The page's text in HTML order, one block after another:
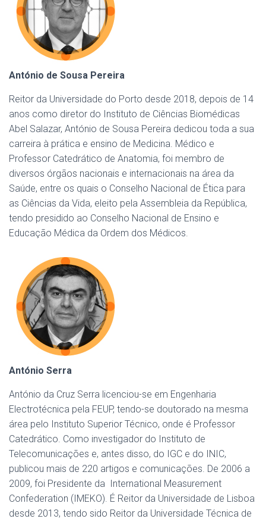
António de Sousa Pereira
Reitor da Universidade do Porto desde 2018, depois de 14
anos como diretor do Instituto de Ciências Biomédicas
Abel Salazar, António de Sousa Pereira dedicou toda a sua
carreira à prática e ensino de Medicina. Médico e
Professor Catedrático de Anatomia, foi membro de
diversos órgãos nacionais e internacionais na área da
Saúde, entre os quais o Conselho Nacional de Ética para
as Ciências da Vida, eleito pela Assembleia da República,
tendo presidido ao Conselho Nacional de Ensino e
Educação Médica da Ordem dos Médicos.
António Serra
António da Cruz Serra licenciou-se em Engenharia
Electrotécnica pela FEUP, tendo-se doutorado na mesma
área pelo Instituto Superior Técnico, onde é Professor
Catedrático. Como investigador do Instituto de
Telecomunicações e, antes disso, do IGC e do INIC,
publicou mais de 220 artigos e comunicações. De 2006 a
2009, foi Presidente da International Measurement
Confederation (IMEKO). É Reitor da Universidade de Lisboa
desde 2013, tendo sido Reitor da Universidade Técnica de